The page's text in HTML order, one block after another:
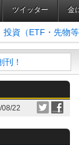
ツイッター 金
投資（ETF・先物等
！
08/22